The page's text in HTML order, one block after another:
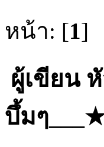
หน้า: [1]
ผู้เขียนหั
บึ้มๆ